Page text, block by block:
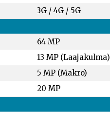
3G / 4G / 5G
64 MP
13 MP (Laajakulma)
5 MP (Makro)
20 MP